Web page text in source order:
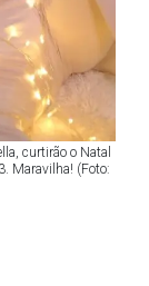
curtirão o Natal
Maravilha! (Foto: